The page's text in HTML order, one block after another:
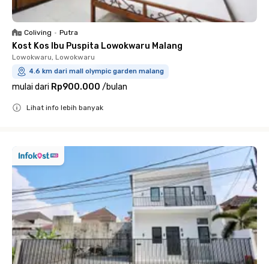
Coliving • Putra
Kost Kos Ibu Puspita Lowokwaru Malang
Lowokwaru, Lowokwaru
4.6 km dari mall olympic garden malang
mulai dari Rp900.000 /bulan
Lihat info lebih banyak